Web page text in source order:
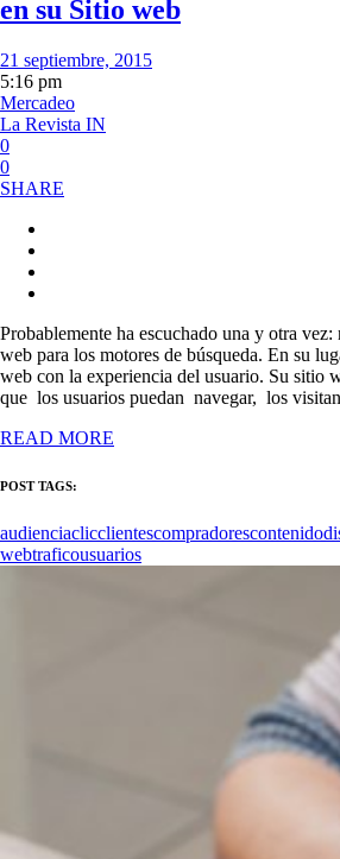
en su Sitio web
21 septiembre, 2015
5:16 pm
Mercadeo
La Revista IN
0
0
SHARE
Probablemente ha escuchado una y otra
web para los motores de búsqueda. En su
web con la experiencia del usuario. Su sitio
que los usuarios puedan navegar, los
READ MORE
POST TAGS:
audienciaclicclientescompradorescontenido
webtraficousuarios